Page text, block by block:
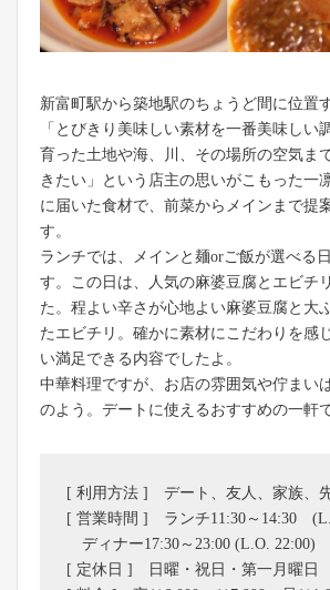
新富町駅から築地駅のちょうど間に位置
「とびきり美味しい素材を一番美味しい
育った土地や海、川、その場所の空気ま
きたい」という店主の思いがこもった一
に届いた食材で、前菜からメインまで提
す。
ランチでは、メインと麺orご飯が選べる
す。この日は、人気の麻婆豆腐とエビチ
た。程よい辛さが心地よい麻婆豆腐と大
たエビチリ。確かに素材にこだわりを感
い満足できる内容でしたよ。
中華料理ですが、お店の雰囲気や佇まい
のよう。デートに使えるおすすめの一軒で
[ 利用方法 ] デート、友人、家族、
[ 営業時間 ] ランチ11:30～14:30
ディナー17:30～23:00 (L.O. 22:00)
[ 定休日 ] 日曜・祝日・第一月曜日